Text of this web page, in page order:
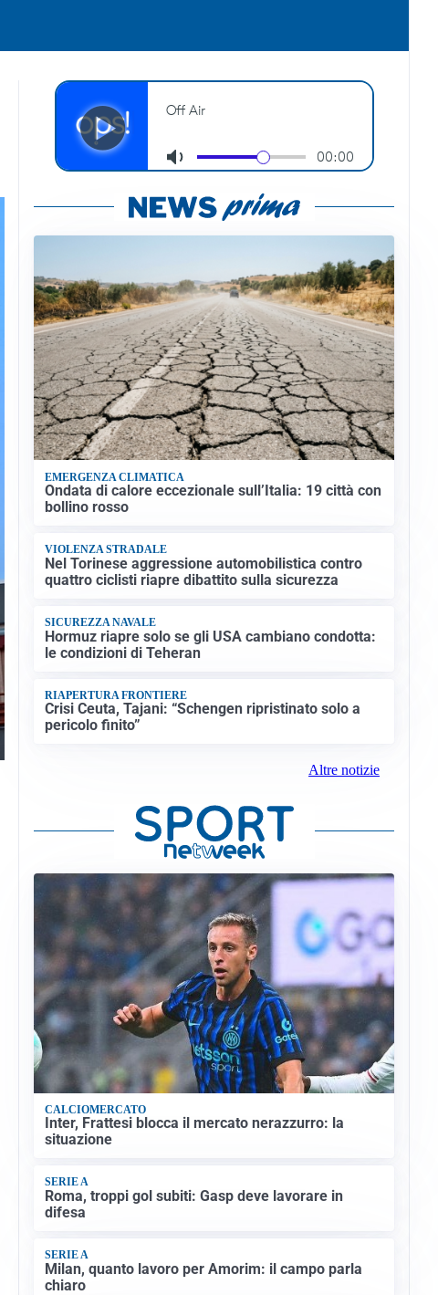
EMERGENZA CLIMATICA
Ondata di calore eccezionale sull’Italia: 19 città con
bollino rosso
VIOLENZA STRADALE
Nel Torinese aggressione automobilistica contro
quattro ciclisti riapre dibattito sulla sicurezza
SICUREZZA NAVALE
Hormuz riapre solo se gli USA cambiano condotta:
le condizioni di Teheran
RIAPERTURA FRONTIERE
Crisi Ceuta, Tajani: “Schengen ripristinato solo a
pericolo finito”
Altre notizie
CALCIOMERCATO
Inter, Frattesi blocca il mercato nerazzurro: la
situazione
SERIE A
Roma, troppi gol subiti: Gasp deve lavorare in
difesa
SERIE A
Milan, quanto lavoro per Amorim: il campo parla
chiaro